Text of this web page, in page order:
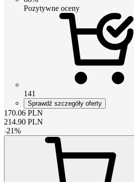
Pozytywne oceny
141
Sprawdź szczegóły oferty
170.06 PLN
214.90 PLN
-21%